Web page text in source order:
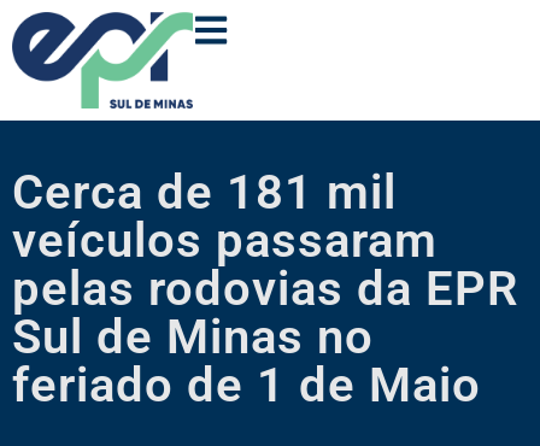
Cerca de 181 mil
veículos passaram
pelas rodovias da EPR
Sul de Minas no
feriado de 1 de Maio